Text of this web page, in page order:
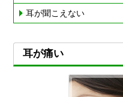
耳が聞こえない
耳が痛い